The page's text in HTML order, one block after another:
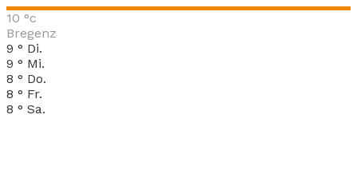
10 °c
Bregenz
9 ° Di.
9 ° Mi.
8 ° Do.
8 ° Fr.
8 ° Sa.